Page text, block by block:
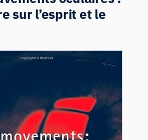
sur l’esprit et le